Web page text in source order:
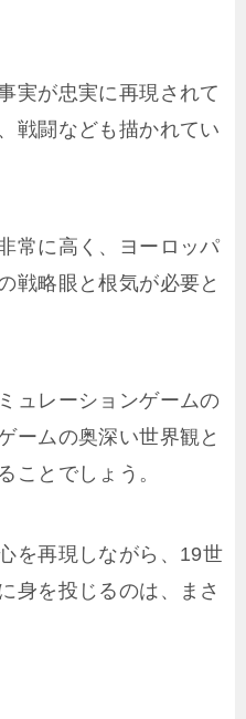
実が忠実に再現されて
戦闘なども描かれてい
常に高く、ヨーロッパ
戦略眼と根気が必要と
ュレーションゲームの
ームの奥深い世界観と
ことでしょう。
を再現しながら、19世
身を投じるのは、まさ